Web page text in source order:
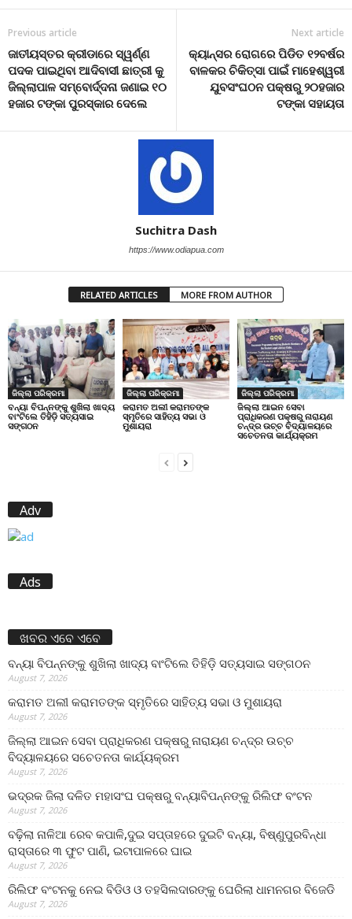
Previous article
ଜାତୀୟସ୍ତର କ୍ରୀଡାରେ ସ୍ୱର୍ଣ୍ଣ
ପଦକ ପାଇଥିବା ଆଦିବାସୀ ଛାତ୍ରୀ କୁ
ଜିଲ୍ଲାପାଳ ସମ୍ବୋର୍ଦ୍ଦନା ଜଣାଇ ୧୦
ହଜାର ଟଙ୍କା ପୁରସ୍କାର ଦେଲେ
Next article
କ୍ୟାନ୍ସର ରୋଗରେ ପିଡିତ ୧୨ବର୍ଷର
ବାଳକର ଚିକିତ୍ସା ପାଇଁ ମାହେଶ୍ୱରୀ
ଯୁବସଂଘଠନ ପକ୍ଷରୁ ୨୦ହଜାର
ଟଙ୍କା ସହାୟତା
Suchitra Dash
https://www.odiapua.com
RELATED ARTICLES MORE FROM AUTHOR
ଜିଲ୍ଲା ପରିକ୍ରମା
ବନ୍ୟା ବିପନ୍ନଙ୍କୁ ଶୁଖିଲା ଖାଦ୍ୟ
ବାଂଟିଲେ ତିହିଡି଼ ସତ୍ୟସାଇ
ସଙ୍ଗଠନ
ଜିଲ୍ଲା ପରିକ୍ରମା
କରାମତ ଅଲୀ କରାମତଙ୍କ
ସ୍ମୃତିରେ ସାହିତ୍ୟ ସଭା ଓ
ମୁଶାୟରା
ଜିଲ୍ଲା ପରିକ୍ରମା
ଜିଲ୍ଲା ଆଇନ ସେବା
ପ୍ରାଧିକରଣ ପକ୍ଷରୁ ନାରାୟଣ
ଚନ୍ଦ୍ର ଉଚ୍ଚ ବିଦ୍ୟାଳୟରେ
ସଚେତନତା କାର୍ଯ୍ୟକ୍ରମ
Adv
Ads
ଖବର ଏବେ ଏବେ
ବନ୍ୟା ବିପନ୍ନଙ୍କୁ ଶୁଖିଲା ଖାଦ୍ୟ ବାଂଟିଲେ ତିହିଡି଼ ସତ୍ୟସାଇ ସଙ୍ଗଠନ
August 7, 2026
କରାମତ ଅଲୀ କରାମତଙ୍କ ସ୍ମୃତିରେ ସାହିତ୍ୟ ସଭା ଓ ମୁଶାୟରା
August 7, 2026
ଜିଲ୍ଲା ଆଇନ ସେବା ପ୍ରାଧିକରଣ ପକ୍ଷରୁ ନାରାୟଣ ଚନ୍ଦ୍ର ଉଚ୍ଚ
ବିଦ୍ୟାଳୟରେ ସଚେତନତା କାର୍ଯ୍ୟକ୍ରମ
August 7, 2026
ଭଦ୍ରକ ଜିଲା ଦଳିତ ମହାସଂଘ ପକ୍ଷରୁ ବନ୍ୟାବିପନ୍ନଙ୍କୁ ରିଲିଫ ବଂଟନ
August 7, 2026
ବଢ଼ିଲା ନାଳିଆ ରେବ କପାଳି,ଦୁଇ ସପ୍ତାହରେ ଦୁଇଟି ବନ୍ୟା, ବିଷ୍ଣୁପୁରବିନ୍ଧା
ରାସ୍ତାରେ ୩ ଫୁଟ ପାଣି, ଇଟାପାଳରେ ଘାଇ
August 7, 2026
ରିଲିଫ ବଂଟନକୁ ନେଇ ବିଡିଓ ଓ ତହସିଲଦାରଙ୍କୁ ଘେରିଲା ଧାମନଗର ବିଜେଡି
August 7, 2026